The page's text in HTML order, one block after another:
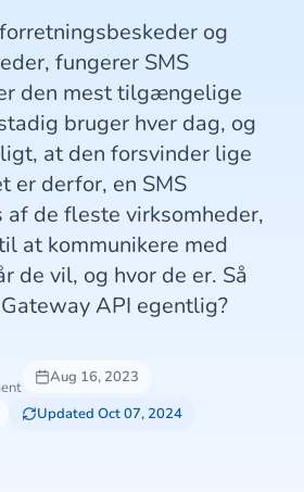
og
fungerer SMS
den mest tilgængelige
bruger hver dag, og
at den forsvinder lige
er derfor, en SMS
de fleste virksomheder,
at kommunikere med
de vil, og hvor de er. Så
API egentlig?
Aug 16, 2023
Updated Oct 07, 2024